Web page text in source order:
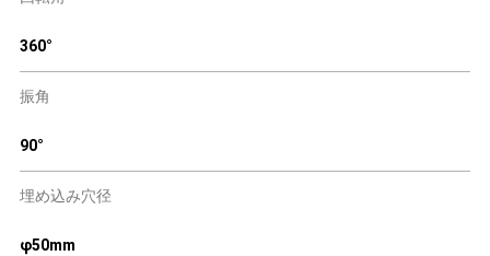
360°
振角
90°
埋め込み穴径
φ50mm